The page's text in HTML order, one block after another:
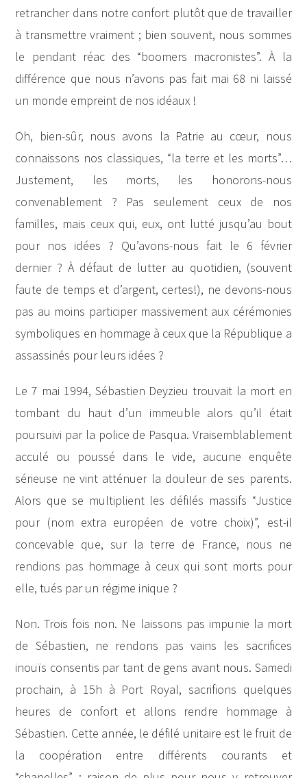
retrancher dans notre confort plutôt que de travailler
à transmettre vraiment ; bien souvent, nous sommes
le pendant réac des “boomers macronistes”. À la
différence que nous n’avons pas fait mai 68 ni laissé
un monde empreint de nos idéaux !
Oh, bien-sûr, nous avons la Patrie au cœur, nous
connaissons nos classiques, “la terre et les morts”…
Justement, les morts, les honorons-nous
convenablement ? Pas seulement ceux de nos
familles, mais ceux qui, eux, ont lutté jusqu’au bout
pour nos idées ? Qu’avons-nous fait le 6 février
dernier ? À défaut de lutter au quotidien, (souvent
faute de temps et d’argent, certes!), ne devons-nous
pas au moins participer massivement aux cérémonies
symboliques en hommage à ceux que la République a
assassinés pour leurs idées ?
Le 7 mai 1994, Sébastien Deyzieu trouvait la mort en
tombant du haut d’un immeuble alors qu’il était
poursuivi par la police de Pasqua. Vraisemblablement
acculé ou poussé dans le vide, aucune enquête
sérieuse ne vint atténuer la douleur de ses parents.
Alors que se multiplient les défilés massifs “Justice
pour (nom extra européen de votre choix)”, est-il
concevable que, sur la terre de France, nous ne
rendions pas hommage à ceux qui sont morts pour
elle, tués par un régime inique ?
Non. Trois fois non. Ne laissons pas impunie la mort
de Sébastien, ne rendons pas vains les sacrifices
inouïs consentis par tant de gens avant nous. Samedi
prochain, à 15h à Port Royal, sacrifions quelques
heures de confort et allons rendre hommage à
Sébastien. Cette année, le défilé unitaire est le fruit de
la coopération entre différents courants et